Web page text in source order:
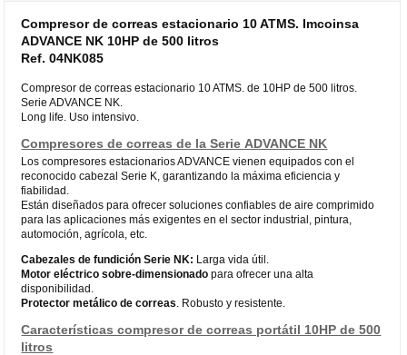
Compresor de correas estacionario 10 ATMS. Imcoinsa
ADVANCE NK 10HP de 500 litros
Ref. 04NK085
Compresor de correas estacionario 10 ATMS. de 10HP de 500 litros.
Serie ADVANCE NK.
Long life. Uso intensivo.
Compresores de correas de la Serie ADVANCE NK
Los compresores estacionarios ADVANCE vienen equipados con el
reconocido cabezal Serie K, garantizando la máxima eficiencia y
fiabilidad.
Están diseñados para ofrecer soluciones confiables de aire comprimido
para las aplicaciones más exigentes en el sector industrial, pintura,
automoción, agrícola, etc.
Cabezales de fundición Serie NK: Larga vida útil.
Motor eléctrico sobre-dimensionado para ofrecer una alta
disponibilidad.
Protector metálico de correas . Robusto y resistente.
Características compresor de correas portátil 10HP de 500
litros